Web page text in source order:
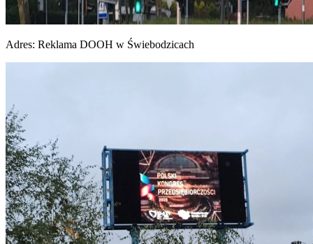
Adres: Reklama DOOH w Świebodzicach